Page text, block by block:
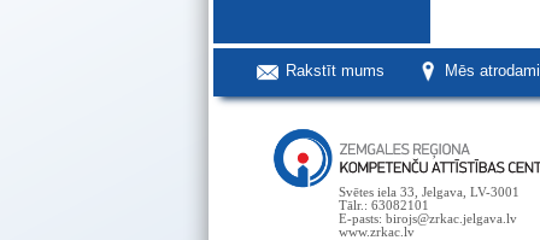
Rakstīt mums Mēs
Svētes iela 33, Jelgava, LV-3001
Tālr.: 63082101
E-pasts: birojs@zrkac.jelgava.lv
www.zrkac.lv